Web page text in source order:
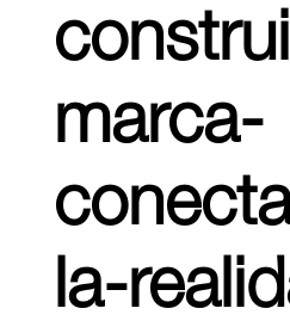
marca-
la-